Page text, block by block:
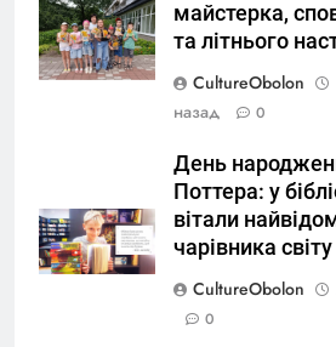
майстерка,
та літнього
CultureObolon
назад
0
День
Поттера: у
вітали
чарівника світу
CultureObolon
0